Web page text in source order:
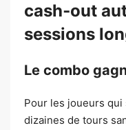
cash‑out
sessions
Le combo
Pour les joueurs
dizaines de tours